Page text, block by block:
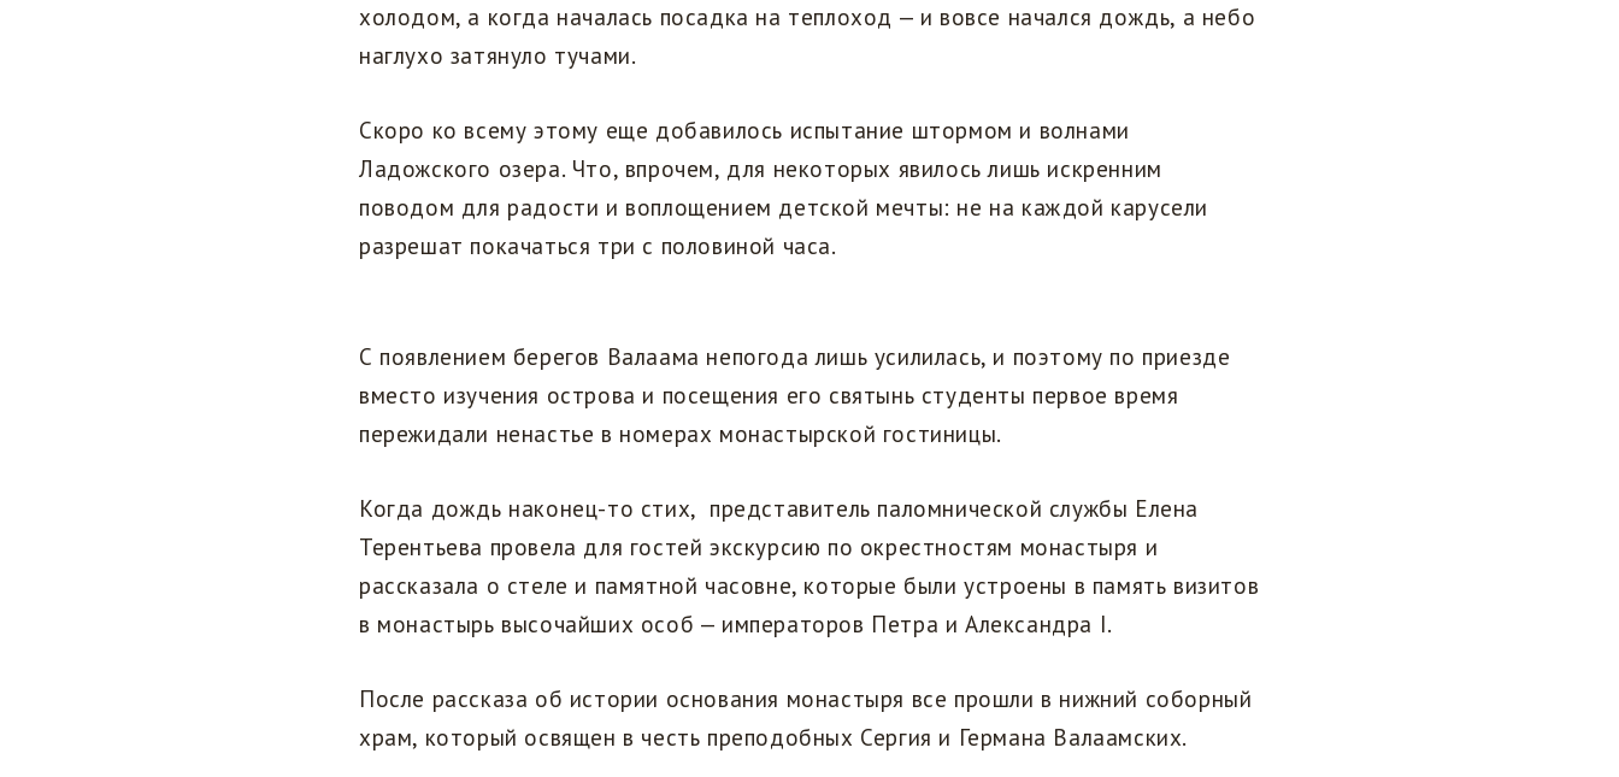
холодом, а когда началась посадка на теплоход — и вовсе начался дождь, а небо
наглухо затянуло тучами.
Скоро ко всему этому еще добавилось испытание штормом и волнами
Ладожского озера. Что, впрочем, для некоторых явилось лишь искренним
поводом для радости и воплощением детской мечты: не на каждой карусели
разрешат покачаться три с половиной часа.
С появлением берегов Валаама непогода лишь усилилась, и поэтому по приезде
вместо изучения острова и посещения его святынь студенты первое время
пережидали ненастье в номерах монастырской гостиницы.
Когда дождь наконец-то стих, представитель паломнической службы Елена
Терентьева провела для гостей экскурсию по окрестностям монастыря и
рассказала о стеле и памятной часовне, которые были устроены в память визитов
в монастырь высочайших особ — императоров Петра и Александра I.
После рассказа об истории основания монастыря все прошли в нижний соборный
храм, который освящен в честь преподобных Сергия и Германа Валаамских.